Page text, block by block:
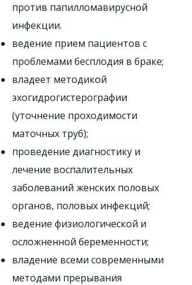
против папилломавирусной
инфекции.
ведение прием пациентов с
проблемами бесплодия в браке;
владеет методикой
эхогидрогистерографии
(уточнение проходимости
маточных труб);
проведение диагностику и
лечение воспалительных
заболеваний женских половых
органов, половых инфекций;
ведение физиологической и
осложненной беременности;
владение всеми современными
методами прерывания